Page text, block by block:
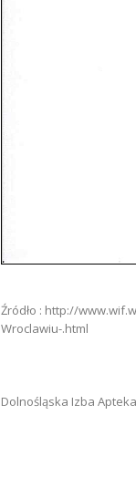
Źródło : http://
Wroclawiu-.html
Dolnośląska Izba